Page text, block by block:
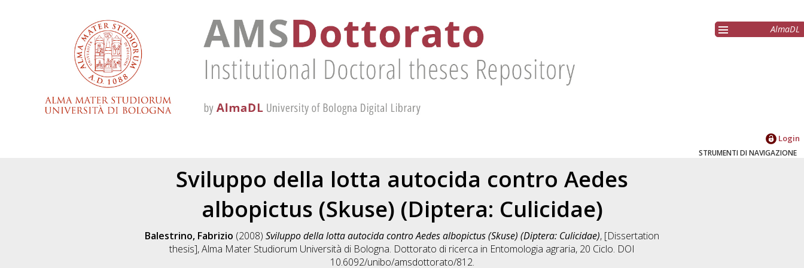
AlmaDL
Login
STRUMENTI DI NAVIGAZIONE
Sviluppo della lotta autocida contro Aedes
albopictus (Skuse) (Diptera: Culicidae)
Balestrino, Fabrizio (2008) Sviluppo della lotta autocida contro Aedes albopictus (Skuse) (Diptera: Culicidae), [Dissertation
thesis], Alma Mater Studiorum Università di Bologna. Dottorato di ricerca in Entomologia agraria, 20 Ciclo. DOI
10.6092/unibo/amsdottorato/812.